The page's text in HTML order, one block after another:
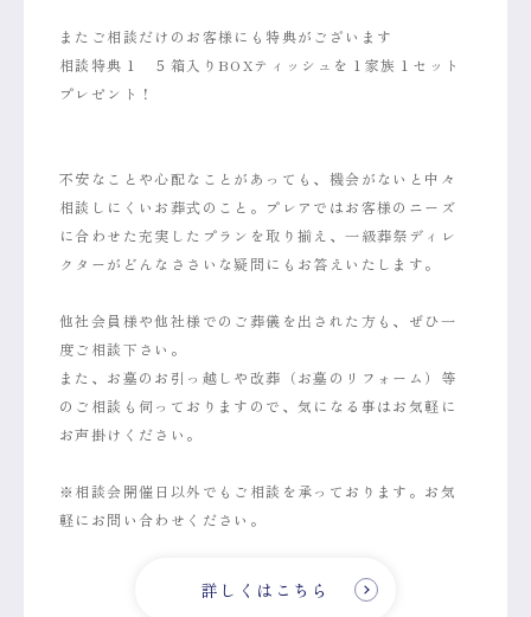
またご相談だけのお客様にも特典がございます
相談特典１ ５箱入りBOXティッシュを１家族１セット
プレゼント！
不安なことや心配なことがあっても、機会がないと中々
相談しにくいお葬式のこと。プレアではお客様のニーズ
に合わせた充実したプランを取り揃え、一級葬祭ディレ
クターがどんなささいな疑問にもお答えいたします。
他社会員様や他社様でのご葬儀を出された方も、ぜひ一
度ご相談下さい。
また、お墓のお引っ越しや改葬（お墓のリフォーム）等
のご相談も伺っておりますので、気になる事はお気軽に
お声掛けください。
※相談会開催日以外でもご相談を承っております。お気
軽にお問い合わせください。
詳しくはこちら